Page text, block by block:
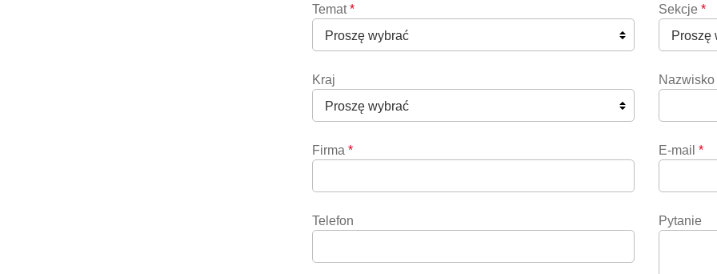
Temat * Sekcje *
Kraj Nazwisko
Firma * E-mail *
Telefon Pytanie